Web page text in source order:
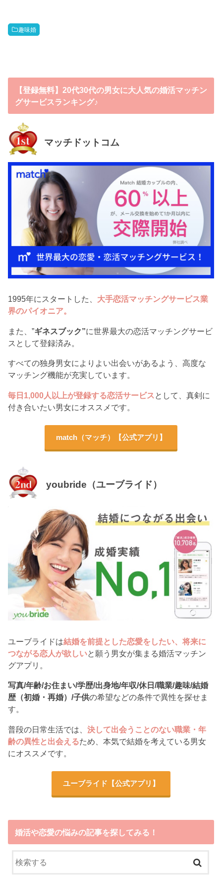
趣味婚
【登録無料】20代30代の男女に大人気の婚活マッチン
グサービスランキング♪
マッチドットコム
1995年にスタートした、 大手恋活マッチングサービス業
界のパイオニア。
また、”ギネスブック”に世界最大の恋活マッチングサービ
スとして登録済み。
すべての独身男女によりよい出会いがあるよう、高度な
マッチング機能が充実しています。
毎日1,000人以上が登録する恋活サービス として、真剣に
付き合いたい男女にオススメです。
match（マッチ）【公式アプリ】
youbride（ユーブライド）
ユーブライドは結婚を前提とした恋愛をしたい、将来に
つながる恋人が欲しいと願う男女が集まる婚活マッチン
グアプリ。
写真/年齢/お住まい/学歴/出身地/年収/休日/職業/趣味/結婚
歴（初婚・再婚）/子供の希望などの条件で異性を探せま
す。
普段の日常生活では、決して出会うことのない職業・年
齢の異性と出会えるため、本気で結婚を考えている男女
にオススメです。
ユーブライド 【公式アプリ】
婚活や恋愛の悩みの記事を探してみる！